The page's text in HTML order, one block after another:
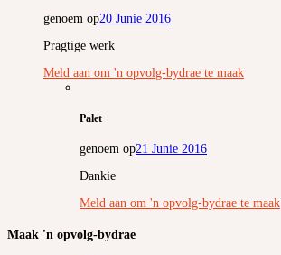
genoem op20 Junie 2016
Pragtige werk
Meld aan om 'n opvolg-bydrae te maak
Palet
genoem op21 Junie 2016
Dankie
Meld aan om 'n opvolg-bydrae te maak
Maak 'n opvolg-bydrae